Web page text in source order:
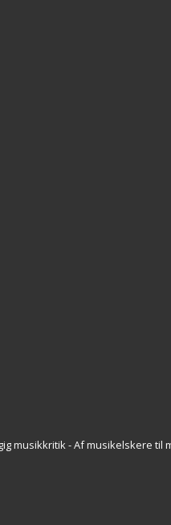
musikkritik - Af musikelskere til